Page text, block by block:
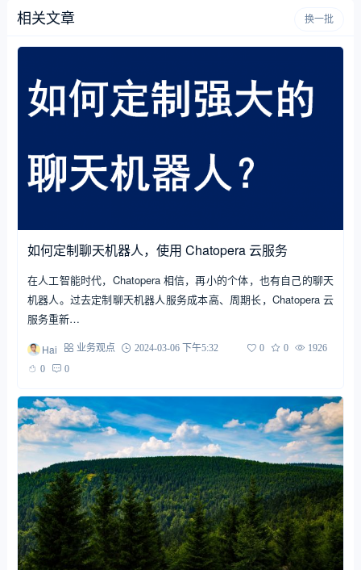
相关文章 换一批
如何定制聊天机器人，使用 Chatopera 云服务
在人工智能时代，Chatopera 相信，再小的个体，也有自己的聊天
机器人。过去定制聊天机器人服务成本高、周期长，Chatopera 云
服务重新…
Hai 业务观点 2024-03-06 下午5:32 0 0
1926
0
0